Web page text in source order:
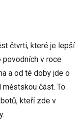
čtvrti, které je lepší
povodních v roce
a od té doby jde o
část. To
kteří zde v